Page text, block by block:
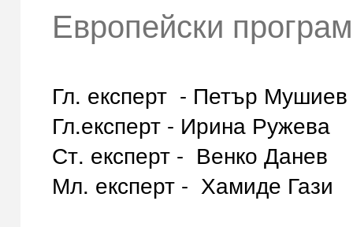
Европейски
Гл. експерт - Петър
Гл.експерт - Ирина Ружева
Ст. експерт - Венко Данев
Мл. експерт - Хамиде